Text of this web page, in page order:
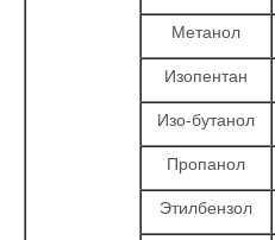
Метанол
Изопентан
Изо-бутанол
Пропанол
Этилбензол